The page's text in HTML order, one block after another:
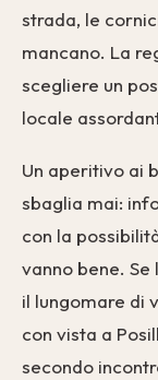
strada, le
mancano. La
scegliere un
locale
Un aperitivo ai
sbaglia mai:
con la
vanno bene.
il lungomare di
con vista a
secondo